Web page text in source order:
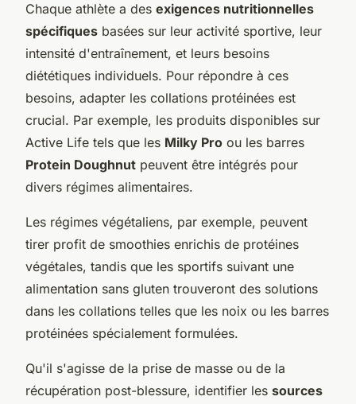
Chaque athlète a des exigences nutritionnelles
spécifiques basées sur leur activité sportive, leur
intensité d'entraînement, et leurs besoins
diététiques individuels. Pour répondre à ces
besoins, adapter les collations protéinées est
crucial. Par exemple, les produits disponibles sur
Active Life tels que les Milky Pro ou les barres
Protein Doughnut peuvent être intégrés pour
divers régimes alimentaires.
Les régimes végétaliens, par exemple, peuvent
tirer profit de smoothies enrichis de protéines
végétales, tandis que les sportifs suivant une
alimentation sans gluten trouveront des solutions
dans les collations telles que les noix ou les barres
protéinées spécialement formulées.
Qu'il s'agisse de la prise de masse ou de la
récupération post-blessure, identifier les sources